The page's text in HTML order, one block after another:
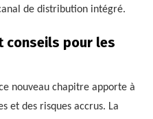
de distribution intégré.
conseils pour les
nouveau chapitre apporte à
et des risques accrus. La